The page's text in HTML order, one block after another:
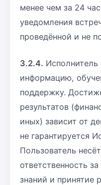
менее чем за 24
уведомления
проведённой и не
3.2.4. Исполнитель
информацию,
поддержку.
результатов
иных) зависит от
не гарантируется
Пользователь
ответственность
знаний и принятие